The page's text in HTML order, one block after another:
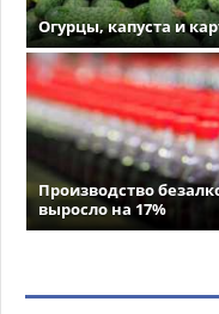
Огурцы, капуста и
Производство
выросло на 17%